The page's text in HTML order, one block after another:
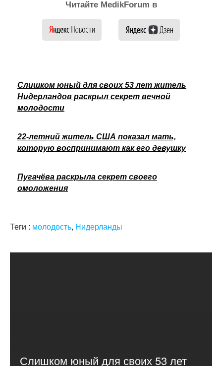
Читайте MedikForum в
Слишком юный для своих 53 лет житель
Нидерландов раскрыл секрет вечной
молодости
22-летний житель США показал мать,
которую воспринимают как его девушку
Пугачёва раскрыла секрет своего
омоложения
Теги : молодость, Нидерланды
Слишком юный для своих 53 лет